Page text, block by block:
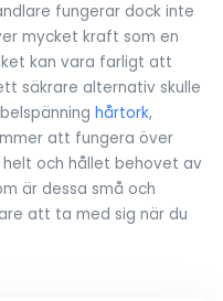
fungerar dock inte
mycket kraft som en
kan vara farligt att
säkrare alternativ skulle
hårtork,
att fungera över
och hållet behovet av
är dessa små och
att ta med sig när du